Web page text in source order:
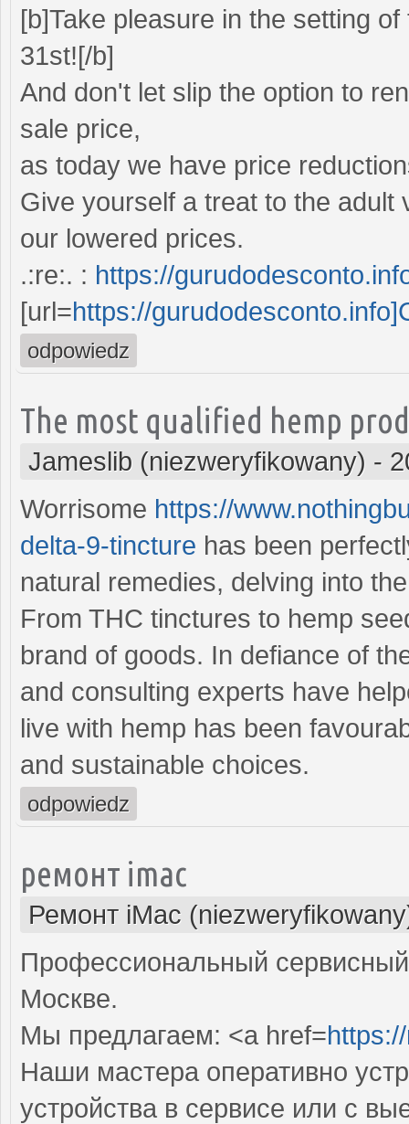
[b]Take pleasure in the setting
31st![/b]
And don't let slip the option to
sale price,
as today we have price
Give yourself a treat to the
our lowered prices.
.:re:. : https://
[url=https://
odpowiedz
The most qualified hemp
Jameslib (niezweryfikowany) -
Worrisome https://
delta-9-tincture has been
natural remedies, delving into
From THC tinctures to hemp
brand of goods. In defiance of
and consulting experts have
live with hemp has been
and sustainable choices.
odpowiedz
ремонт imac
Ремонт iMac
Профессиональный
Москве.
Мы предлагаем: <a href=
Наши мастера оперативно
устройства в сервисе или с